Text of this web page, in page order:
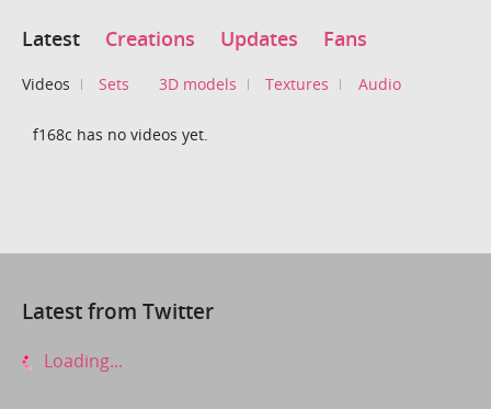
Latest Creations Updates Fans
Videos Sets 3D models Textures Audio
f168c has no videos yet.
Latest from Twitter
Loading...